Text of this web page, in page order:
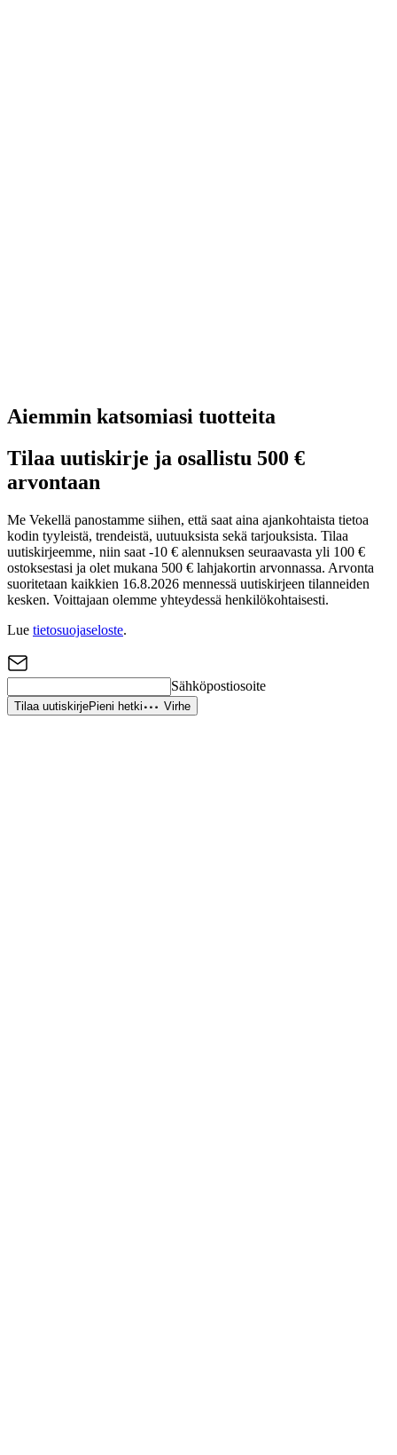
Aiemmin katsomiasi tuotteita
Tilaa uutiskirje ja osallistu 500 €
arvontaan
Me Vekellä panostamme siihen, että saat aina ajankohtaista tietoa
kodin tyyleistä, trendeistä, uutuuksista sekä tarjouksista. Tilaa
uutiskirjeemme, niin saat -10 € alennuksen seuraavasta yli 100 €
ostoksestasi ja olet mukana 500 € lahjakortin arvonnassa. Arvonta
suoritetaan kaikkien 16.8.2026 mennessä uutiskirjeen tilanneiden
kesken. Voittajaan olemme yhteydessä henkilökohtaisesti.
Lue tietosuojaseloste.
Sähköpostiosoite
Tilaa uutiskirjePieni hetki Virhe